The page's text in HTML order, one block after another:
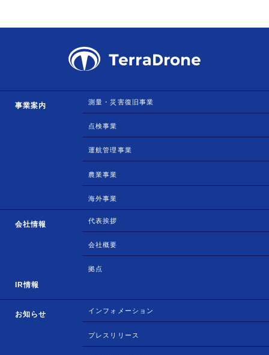
事業案内 測量・災害復旧事業
点検事業
運航管理事業
農業事業
海外事業
会社情報 代表挨拶
会社概要
拠点
IR情報
お知らせ インフォメーション
プレスリリース